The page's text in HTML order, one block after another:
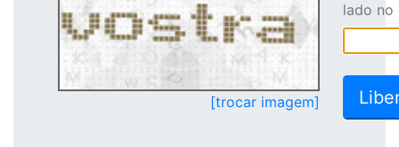
[trocar imagem]
lado no